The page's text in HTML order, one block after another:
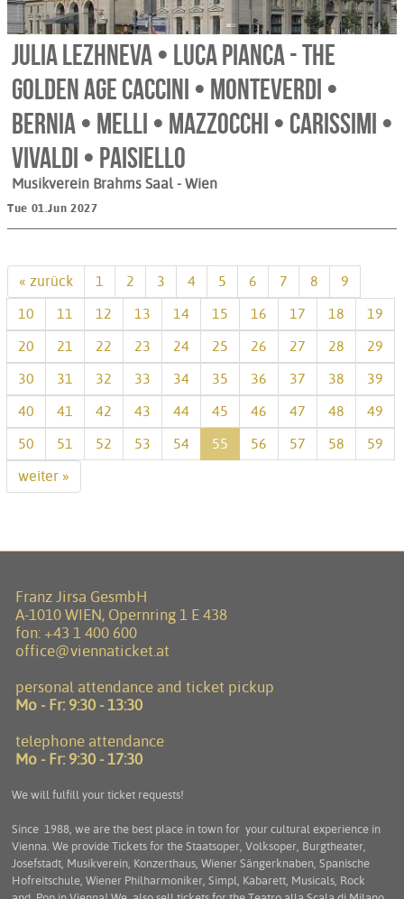
Julia Lezhneva • Luca Pianca - The
Golden Age Caccini • Monteverdi •
Bernia • Melli • Mazzocchi • Carissimi •
Vivaldi • Paisiello
Musikverein Brahms Saal - Wien
Tue 01.Jun 2027
« zurück 1 2 3 4 5 6 7 8
9
10
11 12 13 14 15 16 17 18
19
20
21 22 23 24 25 26 27 28
29
30
31 32 33 34 35 36 37 38
39
40
41 42 43 44 45 46 47 48
49
50
51 52 53 54 55 56 57 58
59
weiter »
Franz Jirsa GesmbH
A-1010 WIEN, Opernring 1 E 438
fon: +43 1 400 600
office@viennaticket.at
personal attendance and ticket pickup
Mo - Fr: 9:30 - 13:30
telephone attendance
Mo - Fr: 9:30 - 17:30
We will fulfill your ticket requests!
Since 1988, we are the best place in town for your cultural experience in
Vienna. We provide Tickets for the Staatsoper, Volksoper, Burgtheater,
Josefstadt, Musikverein, Konzerthaus, Wiener Sängerknaben, Spanische
Hofreitschule, Wiener Philharmoniker, Simpl, Kabarett, Musicals, Rock